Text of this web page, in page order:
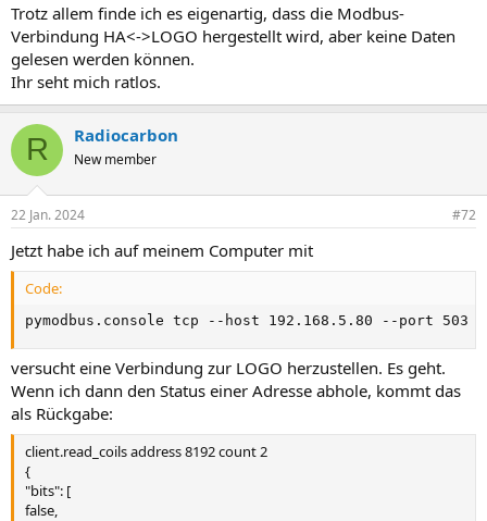
Trotz allem finde ich es eigenartig, dass die Modbus-
Verbindung HA<->LOGO hergestellt wird, aber keine Daten
gelesen werden können.
Ihr seht mich ratlos.
R Radiocarbon
New member
22 Jan. 2024 #72
Jetzt habe ich auf meinem Computer mit
Code:
pymodbus.console tcp --host 192.168.5.80 --port 503
versucht eine Verbindung zur LOGO herzustellen. Es geht.
Wenn ich dann den Status einer Adresse abhole, kommt das
als Rückgabe:
client.read_coils address 8192 count 2
{
"bits": [
false,